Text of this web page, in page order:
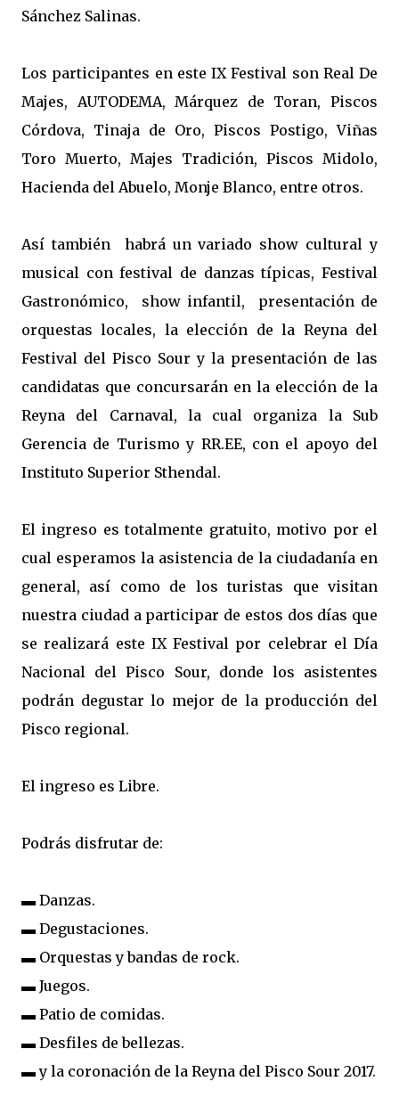
Sánchez Salinas.
Los participantes en este IX Festival son Real De
Majes, AUTODEMA, Márquez de Toran, Piscos
Córdova, Tinaja de Oro, Piscos Postigo, Viñas
Toro Muerto, Majes Tradición, Piscos Midolo,
Hacienda del Abuelo, Monje Blanco, entre otros.
Así también habrá un variado show cultural y
musical con festival de danzas típicas, Festival
Gastronómico, show infantil, presentación de
orquestas locales, la elección de la Reyna del
Festival del Pisco Sour y la presentación de las
candidatas que concursarán en la elección de la
Reyna del Carnaval, la cual organiza la Sub
Gerencia de Turismo y RR.EE, con el apoyo del
Instituto Superior Sthendal.
El ingreso es totalmente gratuito, motivo por el
cual esperamos la asistencia de la ciudadanía en
general, así como de los turistas que visitan
nuestra ciudad a participar de estos dos días que
se realizará este IX Festival por celebrar el Día
Nacional del Pisco Sour, donde los asistentes
podrán degustar lo mejor de la producción del
Pisco regional.
El ingreso es Libre.
Podrás disfrutar de:
▬ Danzas.
▬ Degustaciones.
▬ Orquestas y bandas de rock.
▬ Juegos.
▬ Patio de comidas.
▬ Desfiles de bellezas.
▬ y la coronación de la Reyna del Pisco Sour 2017.